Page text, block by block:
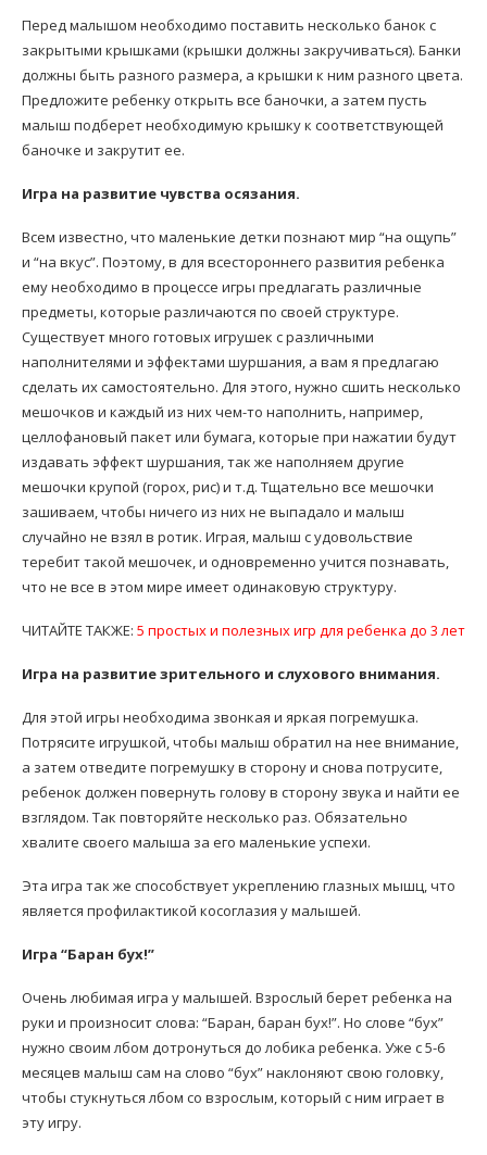
Перед малышом необходимо поставить несколько банок с
закрытыми крышками (крышки должны закручиваться). Банки
должны быть разного размера, а крышки к ним разного цвета.
Предложите ребенку открыть все баночки, а затем пусть
малыш подберет необходимую крышку к соответствующей
баночке и закрутит ее.
Игра на развитие чувства осязания.
Всем известно, что маленькие детки познают мир “на ощупь”
и “на вкус”. Поэтому, в для всестороннего развития ребенка
ему необходимо в процессе игры предлагать различные
предметы, которые различаются по своей структуре.
Существует много готовых игрушек с различными
наполнителями и эффектами шуршания, а вам я предлагаю
сделать их самостоятельно. Для этого, нужно сшить несколько
мешочков и каждый из них чем-то наполнить, например,
целлофановый пакет или бумага, которые при нажатии будут
издавать эффект шуршания, так же наполняем другие
мешочки крупой (горох, рис) и т.д. Тщательно все мешочки
зашиваем, чтобы ничего из них не выпадало и малыш
случайно не взял в ротик. Играя, малыш с удовольствие
теребит такой мешочек, и одновременно учится познавать,
что не все в этом мире имеет одинаковую структуру.
ЧИТАЙТЕ ТАКЖЕ: 5 простых и полезных игр для ребенка до 3 лет
Игра на развитие зрительного и слухового внимания.
Для этой игры необходима звонкая и яркая погремушка.
Потрясите игрушкой, чтобы малыш обратил на нее внимание,
а затем отведите погремушку в сторону и снова потрусите,
ребенок должен повернуть голову в сторону звука и найти ее
взглядом. Так повторяйте несколько раз. Обязательно
хвалите своего малыша за его маленькие успехи.
Эта игра так же способствует укреплению глазных мышц, что
является профилактикой косоглазия у малышей.
Игра “Баран бух!”
Очень любимая игра у малышей. Взрослый берет ребенка на
руки и произносит слова: “Баран, баран бух!”. Но слове “бух”
нужно своим лбом дотронуться до лобика ребенка. Уже с 5-6
месяцев малыш сам на слово “бух” наклоняют свою головку,
чтобы стукнуться лбом со взрослым, который с ним играет в
эту игру.